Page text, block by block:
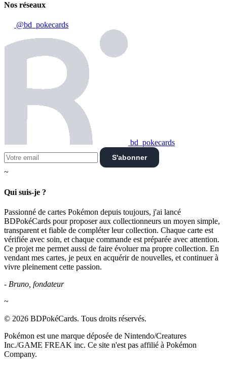
Nos réseaux
@bd_pokecards
bd_pokecards
S'abonner
~
Qui suis-je ?
Passionné de cartes Pokémon depuis toujours, j'ai lancé
BDPokéCards pour proposer aux collectionneurs un moyen simple,
transparent et fiable de compléter leur collection. Chaque carte est
vérifiée avec soin, et chaque commande est préparée avec attention.
Ce projet me permet aussi de faire évoluer ma propre collection. En
vendant mes cartes, je peux en acquérir de nouvelles, et continuer à
vivre pleinement cette passion.
- Bruno, fondateur
~
© 2026 BDPokéCards. Tous droits réservés.
Pokémon est une marque déposée de Nintendo/Creatures
Inc./GAME FREAK inc. Ce site n'est pas affilié à Pokémon
Company.